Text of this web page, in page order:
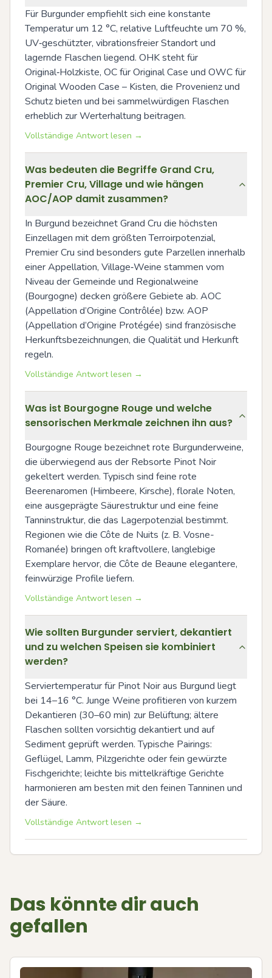
Für Burgunder empfiehlt sich eine konstante
Temperatur um 12 °C, relative Luftfeuchte um 70 %,
UV‑geschützter, vibrationsfreier Standort und
lagernde Flaschen liegend. OHK steht für
Original‑Holzkiste, OC für Original Case und OWC für
Original Wooden Case – Kisten, die Provenienz und
Schutz bieten und bei sammelwürdigen Flaschen
erheblich zur Werterhaltung beitragen.
Vollständige Antwort lesen →
Was bedeuten die Begriffe Grand Cru,
Premier Cru, Village und wie hängen
AOC/AOP damit zusammen?
In Burgund bezeichnet Grand Cru die höchsten
Einzellagen mit dem größten Terroirpotenzial,
Premier Cru sind besonders gute Parzellen innerhalb
einer Appellation, Village‑Weine stammen vom
Niveau der Gemeinde und Regionalweine
(Bourgogne) decken größere Gebiete ab. AOC
(Appellation d’Origine Contrôlée) bzw. AOP
(Appellation d’Origine Protégée) sind französische
Herkunftsbezeichnungen, die Qualität und Herkunft
regeln.
Vollständige Antwort lesen →
Was ist Bourgogne Rouge und welche
sensorischen Merkmale zeichnen ihn aus?
Bourgogne Rouge bezeichnet rote Burgunderweine,
die überwiegend aus der Rebsorte Pinot Noir
gekeltert werden. Typisch sind feine rote
Beerenaromen (Himbeere, Kirsche), florale Noten,
eine ausgeprägte Säurestruktur und eine feine
Tanninstruktur, die das Lagerpotenzial bestimmt.
Regionen wie die Côte de Nuits (z. B. Vosne-
Romanée) bringen oft kraftvollere, langlebige
Exemplare hervor, die Côte de Beaune elegantere,
feinwürzige Profile liefern.
Vollständige Antwort lesen →
Wie sollten Burgunder serviert, dekantiert
und zu welchen Speisen sie kombiniert
werden?
Serviertemperatur für Pinot Noir aus Burgund liegt
bei 14–16 °C. Junge Weine profitieren von kurzem
Dekantieren (30–60 min) zur Belüftung; ältere
Flaschen sollten vorsichtig dekantiert und auf
Sediment geprüft werden. Typische Pairings:
Geflügel, Lamm, Pilzgerichte oder fein gewürzte
Fischgerichte; leichte bis mittelkräftige Gerichte
harmonieren am besten mit den feinen Tanninen und
der Säure.
Vollständige Antwort lesen →
Das könnte dir auch
gefallen